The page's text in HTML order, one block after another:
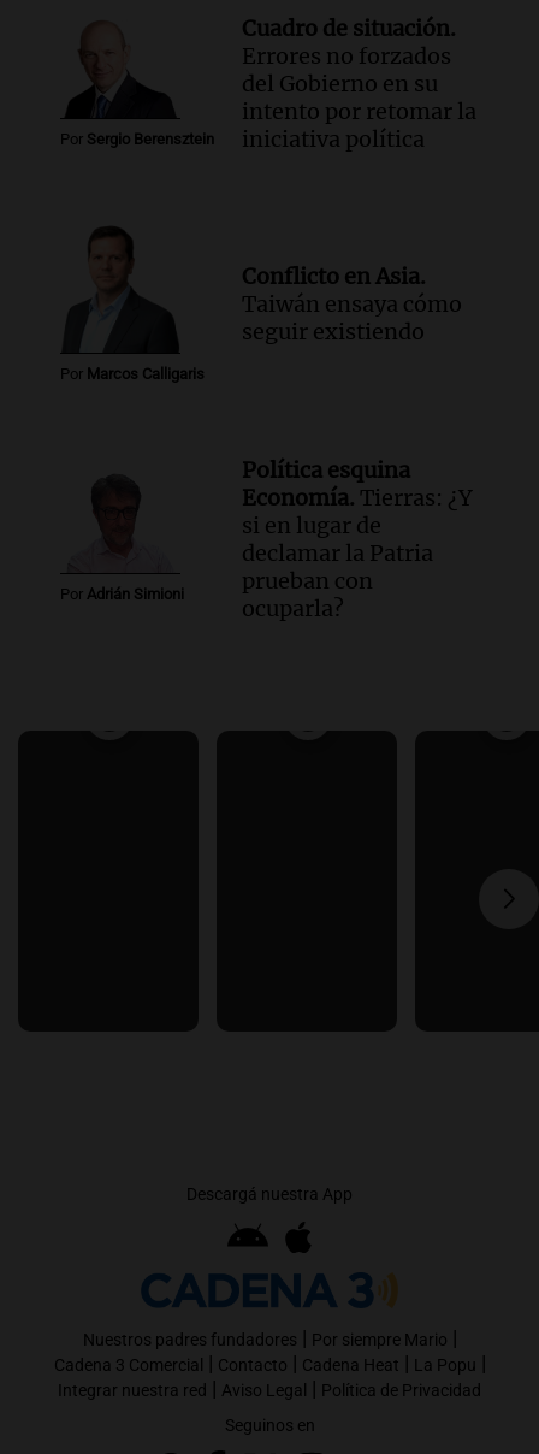
Por Sergio Berensztein
Cuadro de situación.
Errores no forzados
del Gobierno en su
intento por retomar la
iniciativa política
Por Marcos Calligaris
Conflicto en Asia.
Taiwán ensaya cómo
seguir existiendo
Por Adrián Simioni
Política esquina
Economía. Tierras: ¿Y
si en lugar de
declamar la Patria
prueban con
ocuparla?
Descargá nuestra App
Nuestros padres fundadores | Por siempre Mario |
Cadena 3 Comercial | Contacto | Cadena Heat | La Popu |
Integrar nuestra red | Aviso Legal | Política de Privacidad
Seguinos en